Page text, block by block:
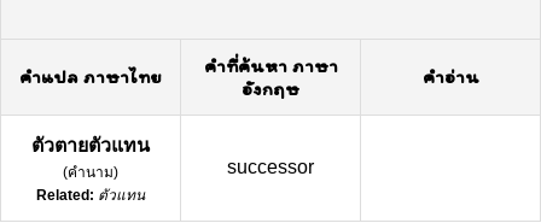
คำแปล ภาษาไทย
คำที่ค้นหา ภาษา
อังกฤษ
คำอ่าน
ตัวตายตัวแทน
(คำนาม)
Related: ตัวแทน
successor